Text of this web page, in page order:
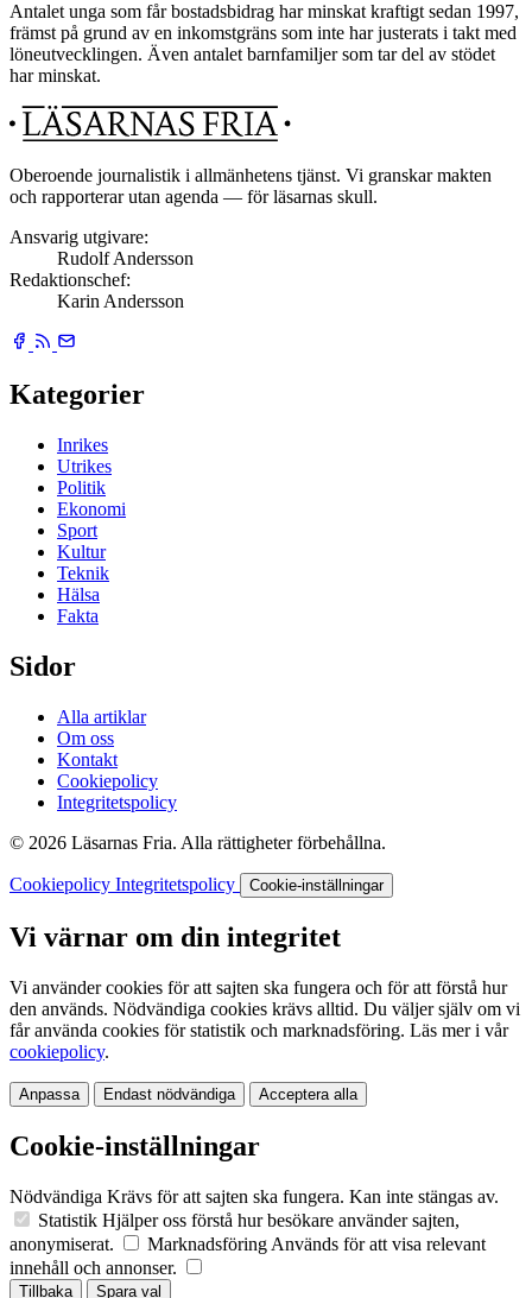
Antalet unga som får bostadsbidrag har minskat kraftigt sedan 1997,
främst på grund av en inkomstgräns som inte har justerats i takt med
löneutvecklingen. Även antalet barnfamiljer som tar del av stödet
har minskat.
Oberoende journalistik i allmänhetens tjänst. Vi granskar makten
och rapporterar utan agenda — för läsarnas skull.
Ansvarig utgivare:
Rudolf Andersson
Redaktionschef:
Karin Andersson
Kategorier
Inrikes
Utrikes
Politik
Ekonomi
Sport
Kultur
Teknik
Hälsa
Fakta
Sidor
Alla artiklar
Om oss
Kontakt
Cookiepolicy
Integritetspolicy
© 2026 Läsarnas Fria. Alla rättigheter förbehållna.
Cookiepolicy Integritetspolicy Cookie-inställningar
Vi värnar om din integritet
Vi använder cookies för att sajten ska fungera och för att förstå hur
den används. Nödvändiga cookies krävs alltid. Du väljer själv om vi
får använda cookies för statistik och marknadsföring. Läs mer i vår
cookiepolicy.
Anpassa Endast nödvändiga Acceptera alla
Cookie-inställningar
Nödvändiga Krävs för att sajten ska fungera. Kan inte stängas av.
Statistik Hjälper oss förstå hur besökare använder sajten,
anonymiserat.
Marknadsföring Används för att visa relevant
innehåll och annonser.
Tillbaka Spara val